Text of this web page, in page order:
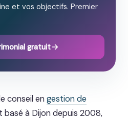
et vos objectifs. Premier
gratuit
conseil en gestion de
basé à Dijon depuis 2008,